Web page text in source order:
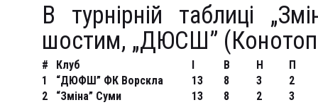
В турнірній таблиці
шостим, „ДЮСШ”
# Клуб I В Н
П
1
“ДЮФШ” ФК Ворскла 13 8 3
2
2
“Зміна” Суми 13 8 2 3